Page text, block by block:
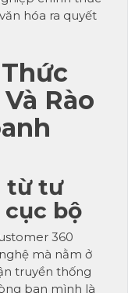
hóa ra quyết
Rào
từ tư
bộ
360
mà nằm ở
truyền thống
ban mình là